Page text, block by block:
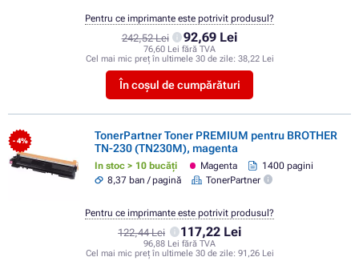
242,52 Lei 92,69 Lei
76,60 Lei fără TVA
Cel mai mic preț în ultimele 30 de zile: 38,22 Lei
În coșul de cumpărături
Pentru ce imprimante este potrivit produsul?
- 4%
TonerPartner Toner PREMIUM pentru BROTHER
TN-230 (TN230M), magenta
In stoc > 10 bucăți Magenta
1400 pagini
8,37 ban / pagină
TonerPartner
122,44 Lei 117,22 Lei
96,88 Lei fără TVA
Cel mai mic preț în ultimele 30 de zile: 91,26 Lei
Pentru ce imprimante este potrivit produsul?